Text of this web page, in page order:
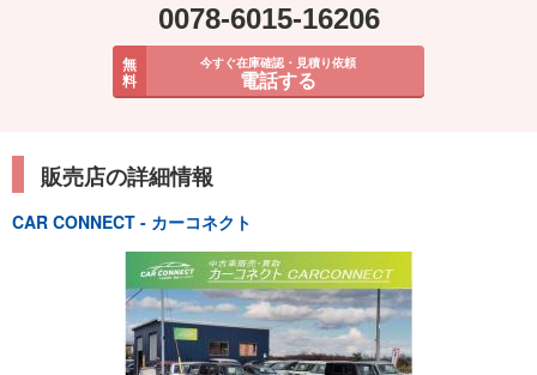
0078-6015-16206
無
料
今すぐ在庫確認・見積り依頼
電話する
販売店の詳細情報
CAR CONNECT - カーコネクト